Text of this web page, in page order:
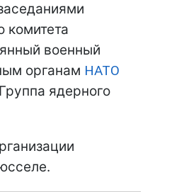
комитета
военный
органам НАТО
ядерного